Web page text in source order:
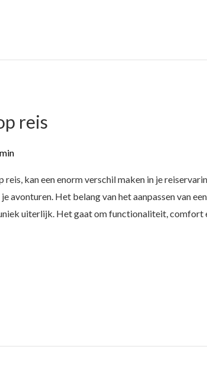
reis
kan een enorm verschil maken in je
Het belang van het aanpassen van
uiterlijk. Het gaat om functionaliteit, comfort